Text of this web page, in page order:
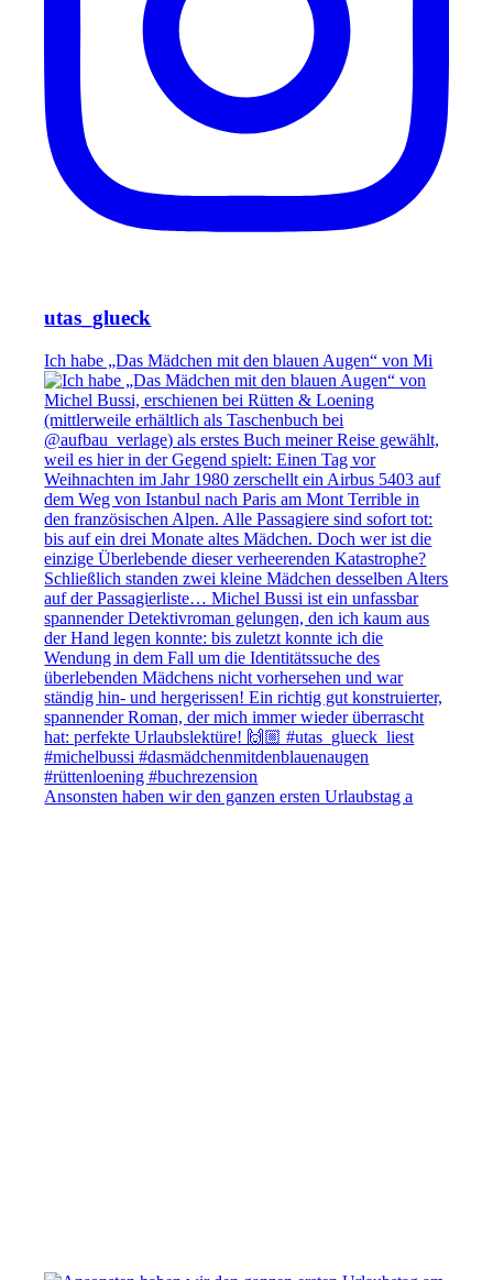
utas_glueck
Ich habe „Das Mädchen mit den blauen Augen“ von Mi
Ansonsten haben wir den ganzen ersten Urlaubstag a